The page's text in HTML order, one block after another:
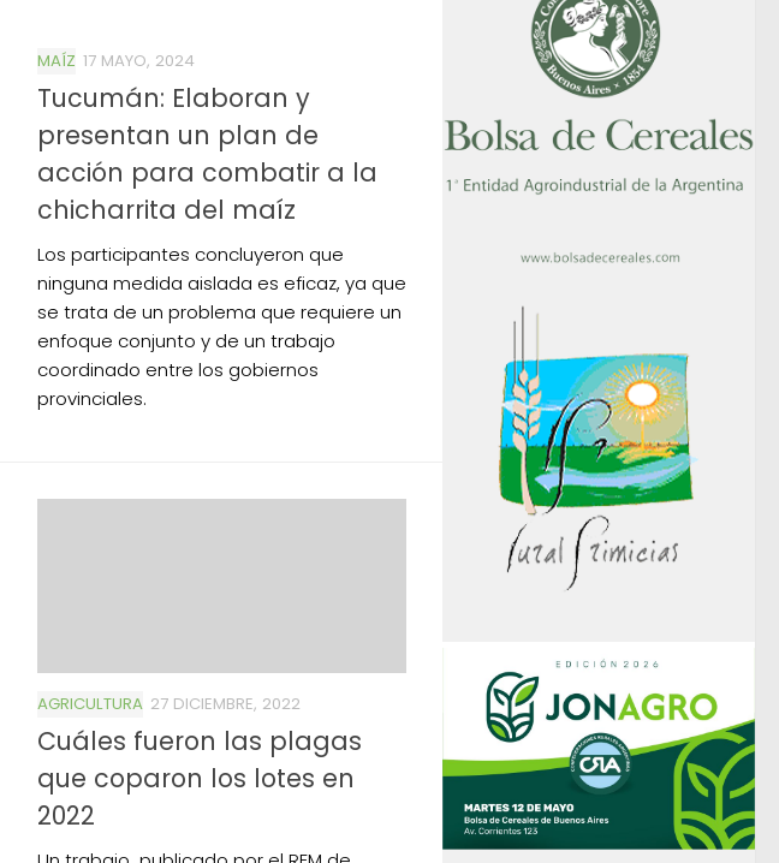
MAÍZ 17 MAYO, 2024
Tucumán: Elaboran y
presentan un plan de
acción para combatir a la
chicharrita del maíz
Los participantes concluyeron que
ninguna medida aislada es eficaz, ya que
se trata de un problema que requiere un
enfoque conjunto y de un trabajo
coordinado entre los gobiernos
provinciales.
AGRICULTURA 27 DICIEMBRE, 2022
Cuáles fueron las plagas
que coparon los lotes en
2022